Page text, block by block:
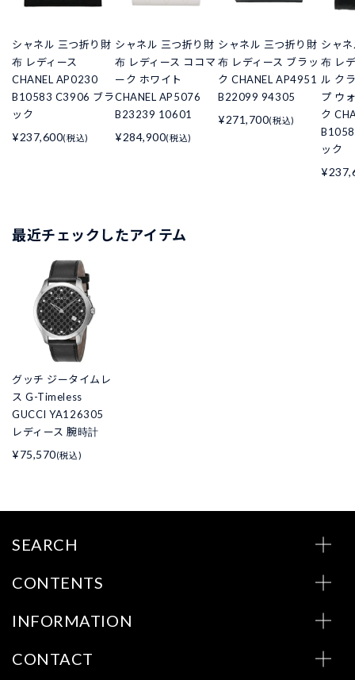
シャネル 三つ折り財
布 レディース
CHANEL AP0230
B10583 C3906 ブラ
ック
¥237,600(税込)
シャネル 三つ折り財
布 レディース ココマ
ーク ホワイト
CHANEL AP5076
B23239 10601
¥284,900(税込)
シャネル 三つ折り財
布 レディース ブラッ
ク CHANEL AP4951
B22099 94305
¥271,700(税込)
シャ
布 レ
ル ク
プ ウ
ク
ック
最近チェックしたアイテム
グッチ ジータイムレ
ス G-Timeless
GUCCI YA126305
レディース 腕時計
¥75,570(税込)
SEARCH
CONTENTS
INFORMATION
CONTACT